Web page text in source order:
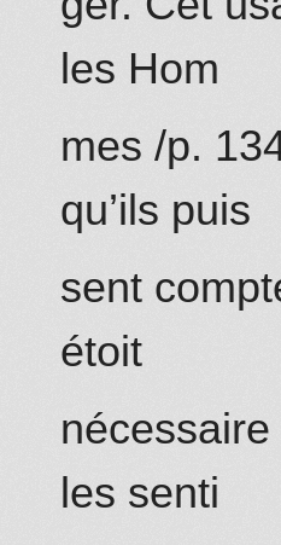
les Hom
mes /p.
qu’ils puis
sent
étoit
nécessaire
les senti